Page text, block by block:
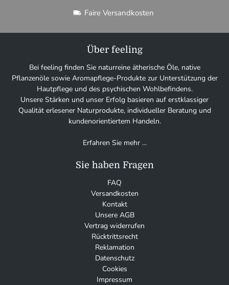
Faire Versandkosten
Über feeling
Bei feeling finden Sie naturreine ätherische Öle, native
Pflanzenöle sowie Aromapflege-Produkte zur Unterstützung der
Hautpflege und des psychischen Wohlbefindens.
Unsere Stärken und unser Erfolg basieren auf erstklassiger
Qualität erlesener Naturprodukte, individueller Beratung und
kundenorientiertem Handeln.
Erfahren Sie mehr ...
Sie haben Fragen
FAQ
Versandkosten
Kontakt
Unsere AGB
Vertrag widerrufen
Rücktrittsrecht
Reklamation
Datenschutz
Cookies
Impressum